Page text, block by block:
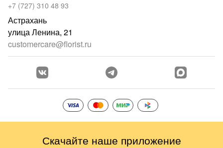
+7 (727) 310 48 93
Астрахань
улица Ленина, 21
customercare@florist.ru
Скачайте наше приложение